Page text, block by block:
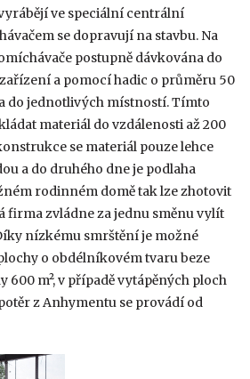
ve speciální centrální
se dopravují na stavbu. Na
postupně dávkována do
a pomocí hadic o průměru 50
do jednotlivých místností. Tímto
materiál do vzdálenosti až 200
se materiál pouze lehce
a do druhého dne je podlaha
rodinném domě tak lze zhotovit
firma zvládne za jednu směnu vylít
nízkému smrštění je možné
o obdélníkovém tvaru beze
600 m², v případě vytápěných ploch
z Anhymentu se provádí od